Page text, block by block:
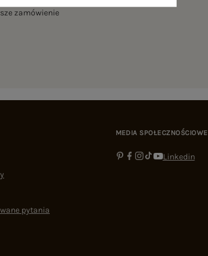
zamówienie
pytania
MEDIA SPOŁECZNOŚCIOWE
Linkedin